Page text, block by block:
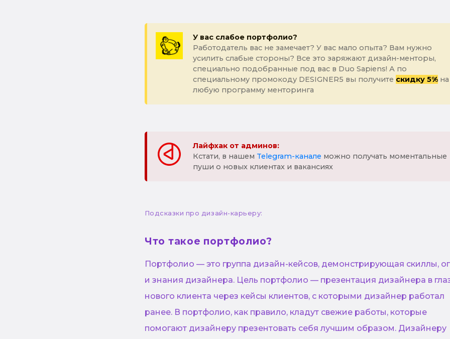
У вас слабое портфолио?
Работодатель вас не замечает? У вас мало опыта? Вам нужно
усилить слабые стороны? Все это заряжают дизайн-менторы,
специально подобранные под вас в Duo Sapiens! А по
специальному промокоду DESIGNER5 вы получите скидку 5%на
любую программу менторинга
Лайфхак от админов:
Кстати, в нашем Telegram-канале можно получать моментальные
пуши о новых клиентах и вакансиях
Подсказки про дизайн-карьеру:
Что такое портфолио?
Портфолио — это группа дизайн-кейсов, демонстрирующая скиллы,
и знания дизайнера. Цель портфолио — презентация дизайнера в
нового клиента через кейсы клиентов, с которыми дизайнер работал
ранее. В портфолио, как правило, кладут свежие работы, которые
помогают дизайнеру презентовать себя лучшим образом. Дизайнеру